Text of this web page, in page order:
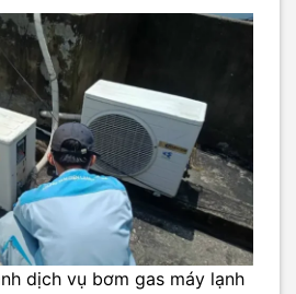
dịch vụ bơm gas máy lạnh